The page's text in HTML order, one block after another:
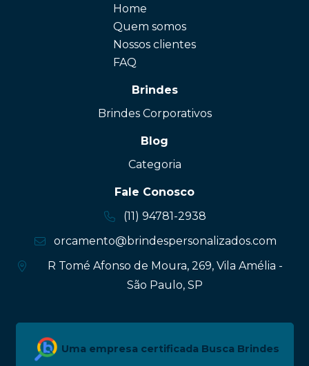
Home
Quem somos
Nossos clientes
FAQ
Brindes
Brindes Corporativos
Blog
Categoria
Fale Conosco
(11) 94781-2938
orcamento@brindespersonalizados.com
R Tomé Afonso de Moura, 269, Vila Amélia -
São Paulo, SP
Uma empresa certificada Busca Brindes